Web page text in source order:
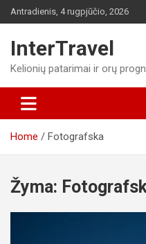
Skip
to
Antradienis, 4 rugpjūčio, 2026
InterTravel
Kelionių patarimai ir orų
Home Fotografska
Žyma: